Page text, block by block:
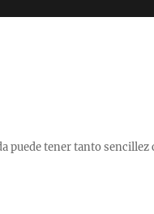
puede tener tanto